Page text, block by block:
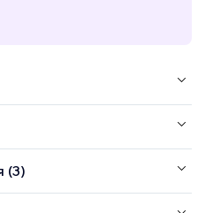
(3)